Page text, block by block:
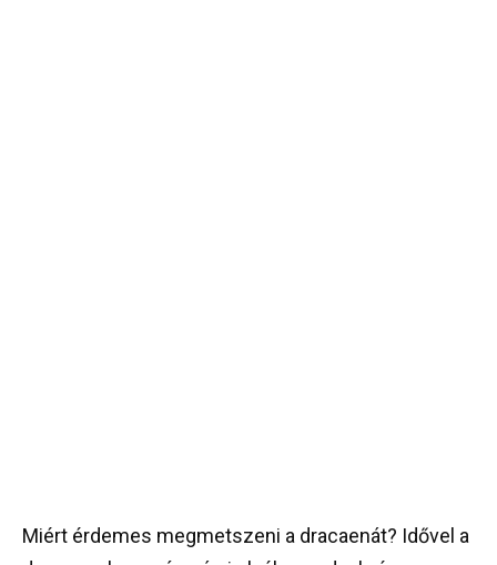
Miért érdemes megmetszeni a dracaenát? Idővel a